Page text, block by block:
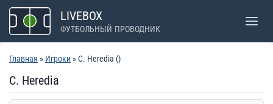
Перейти
содержимому
LIVEBOX
ФУТБОЛЬНЫЙ ПРОВОДНИК
Главная » Игроки » C. Heredia ()
C. Heredia